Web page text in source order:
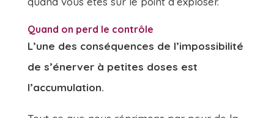
Quand on perd le contrôle
L’une des conséquences de l’impossibilité
de s’énerver à petites doses est
l’accumulation.